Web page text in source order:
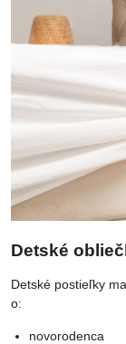
Detské
Detské postieľky
o:
novorodenca